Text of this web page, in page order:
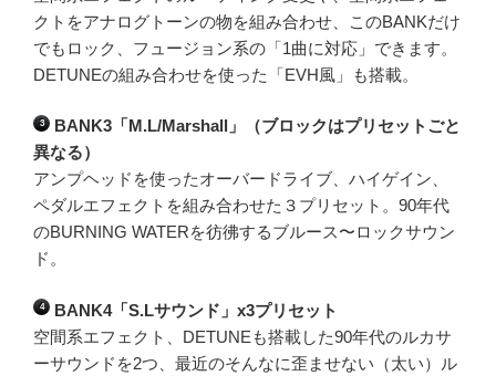
クトをアナログトーンの物を組み合わせ、このBANKだけ
でもロック、フュージョン系の「1曲に対応」できます。
DETUNEの組み合わせを使った「EVH風」も搭載。
3
BANK3「M.L/Marshall」（ブロックはプリセットごと
異なる）
アンプヘッドを使ったオーバードライブ、ハイゲイン、
ペダルエフェクトを組み合わせた３プリセット。90年代
のBURNING WATERを彷彿するブルース〜ロックサウン
ド。
4
BANK4「S.Lサウンド」x3プリセット
空間系エフェクト、DETUNEも搭載した90年代のルカサ
ーサウンドを2つ、最近のそんなに歪ませない（太い）ル